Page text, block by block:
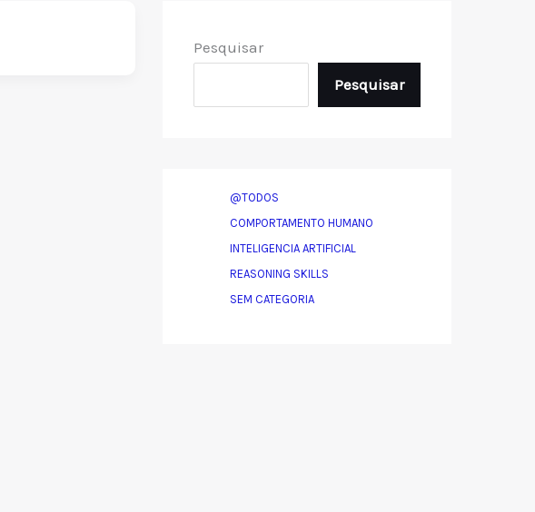
Pesquisar
Pesquisar
@TODOS
COMPORTAMENTO HUMANO
INTELIGENCIA ARTIFICIAL
REASONING SKILLS
SEM CATEGORIA